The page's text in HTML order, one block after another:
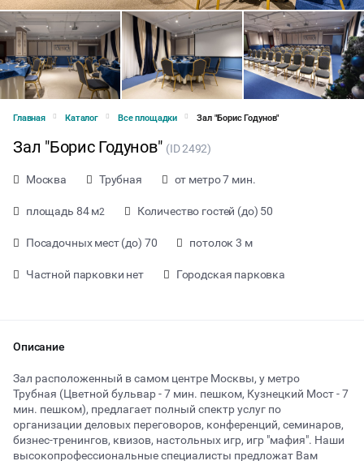
Главная Каталог Все площадки Зал "Борис Годунов"
Зал "Борис Годунов" (ID 2492)
Москва Трубная от метро 7 мин.
площадь 84 м2 Количество гостей (до) 50
Посадочных мест (до) 70 потолок 3 м
Частной парковки нет Городская парковка
Описание
Зал расположенный в самом центре Москвы, у метро
Трубная (Цветной бульвар - 7 мин. пешком, Кузнецкий Мост - 7
мин. пешком), предлагает полный спектр услуг по
организации деловых переговоров, конференций, семинаров,
бизнес-тренингов, квизов, настольных игр, игр "мафия". Наши
высокопрофессиональные специалисты предложат Вам
от 4000 ₽ за час
Тип мероприятия